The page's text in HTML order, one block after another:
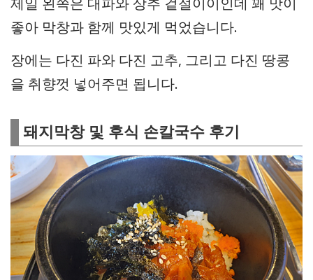
좋아 막창과 함께 맛있게 먹었습니다.
장에는 다진 파와 다진 고추, 그리고 다진 땅콩
을 취향껏 넣어주면 됩니다.
돼지막창 및 후식 손칼국수 후기